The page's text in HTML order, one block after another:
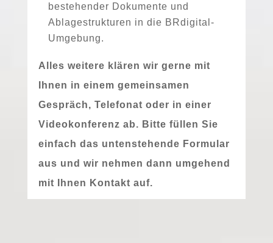
bestehen­der Dokumente und
Ablagestrukturen in die BRdigital-
Umgebung.
Alles wei­te­re klä­ren wir ger­ne mit
Ihnen in einem gemein­sa­men
Gespräch, Telefonat oder in einer
Videokonferenz ab. Bitte fül­len Sie
ein­fach das unten­ste­hen­de Formular
aus und wir neh­men dann umge­hend
mit Ihnen Kontakt auf.